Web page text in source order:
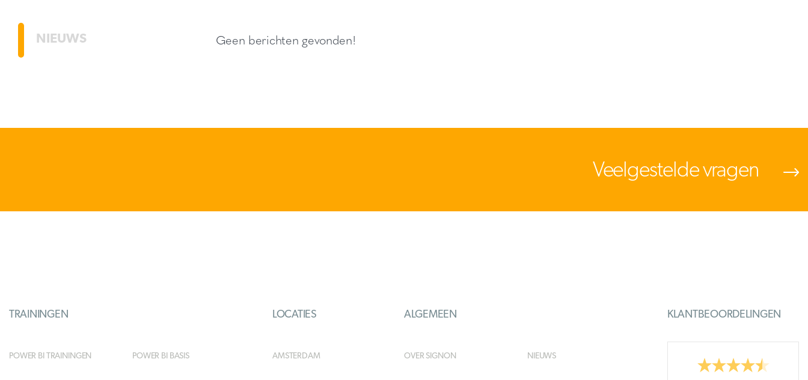
NIEUWS Geen berichten gevonden!
Veelgestelde vragen
TRAININGEN
POWER BI TRAININGEN POWER BI BASIS
LOCATIES
AMSTERDAM
ALGEMEEN
OVER SIGNON NIEUWS
KLANTBEOORDELINGEN